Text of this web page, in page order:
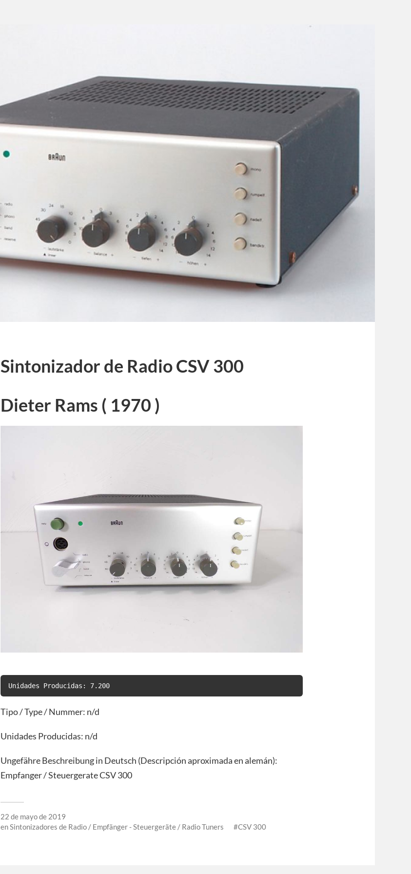
Sintonizador de Radio CSV 300
Dieter Rams ( 1970 )
Unidades Producidas: 7.200
Tipo / Type / Nummer: n/d
Unidades Producidas: n/d
Ungefähre Beschreibung in Deutsch (Descripción aproximada en alemán):
Empfanger / Steuergerate CSV 300
22 de mayo de 2019
enSintonizadores de Radio / Empfänger - Steuergeräte / Radio Tuners CSV 300